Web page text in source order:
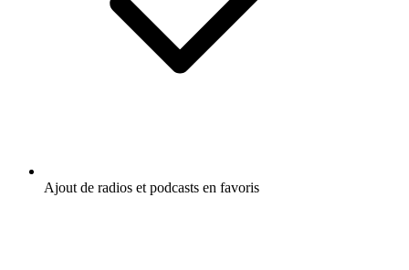
Ajout de radios et podcasts en favoris